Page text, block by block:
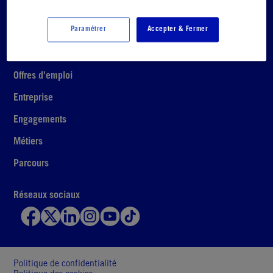
Site institutionnel
Offres d'emploi
Entreprise
Engagements
Métiers
Parcours
Réseaux sociaux
Politique de confidentialité
Paramétrer Accepter & Fermer